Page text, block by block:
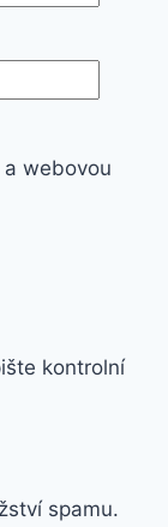
webovou
kontrolní
spamu.